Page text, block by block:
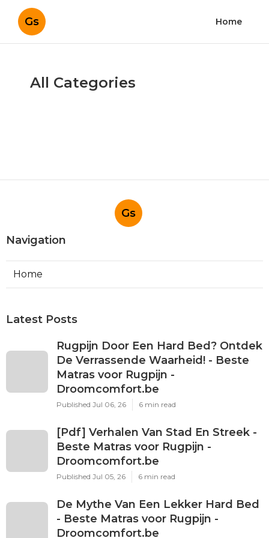
Gs Home
All Categories
Gs
Navigation
Home
Latest Posts
Rugpijn Door Een Hard Bed? Ontdek
De Verrassende Waarheid! - Beste
Matras voor Rugpijn -
Droomcomfort.be
Published Jul 06, 26 6 min read
[Pdf] Verhalen Van Stad En Streek -
Beste Matras voor Rugpijn -
Droomcomfort.be
Published Jul 05, 26 6 min read
De Mythe Van Een Lekker Hard Bed
- Beste Matras voor Rugpijn -
Droomcomfort.be